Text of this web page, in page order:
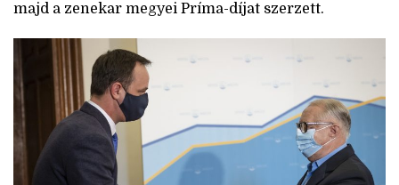
majd a zenekar megyei Príma-díjat szerzett.